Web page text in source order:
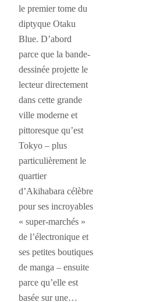
le premier tome du
diptyque Otaku
Blue. D’abord
parce que la bande-
dessinée projette le
lecteur directement
dans cette grande
ville moderne et
pittoresque qu’est
Tokyo – plus
particulièrement le
quartier
d’Akihabara célèbre
pour ses incroyables
« super-marchés »
de l’électronique et
ses petites boutiques
de manga – ensuite
parce qu’elle est
basée sur une…